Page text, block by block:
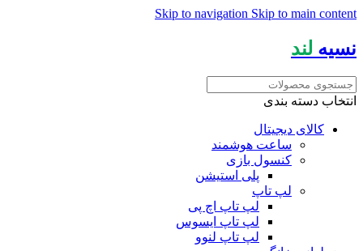
Skip to navigation Skip to main content
نسیه لند
انتخاب دسته بندی
کالای دیجیتال
ساعت هوشمند
کنسول بازی
پلی استیشن
لپ تاپ
لپ تاپ اچ پی
لپ تاپ ایسوس
لپ تاپ لنوو